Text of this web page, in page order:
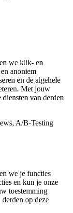
we klik- en
anoniem
en de algehele
Met jouw
van derden
A/B-Testing
we je functies
en kun je onze
toestemming
op deze